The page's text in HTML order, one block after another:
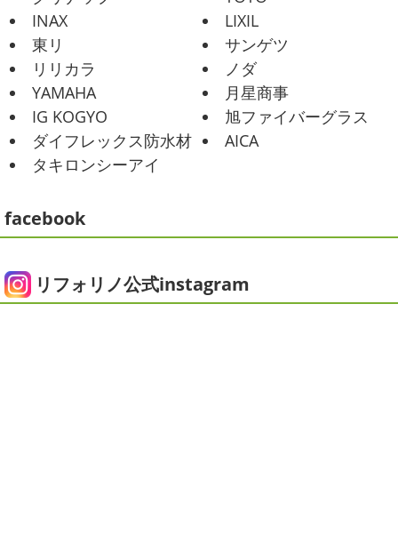
その時の写真を載せたいと思います
お肉が好きな友達だ
ったので関内に ...
2025/06/09
＊横浜・藤沢・寒
川・茅ヶ崎・小田原外壁塗装専門店
みなさんこんにちは
今週から梅雨入りだそうですがい
かがお過ごしでしょうか
す
栽培初日↑
2025/05/24
ヶ崎・小田原外壁塗装専門店＊
みなさんこんにちは(*^▽^*)
徐々に夏
＊湘南の外壁塗装専門店＊
昨日はとっても暖かかったですね
車で走っていると暑かったです
公園にもたくさんの子供達が遊んでいました♬ 先週は波の
ある日も多かったですね
まだ寒い日も多いけど、やっぱ
り海は気持ちいー
見てるだけでも癒 ...
2021/01/26
ちょっとご無沙汰です
おり、お久しぶりの更新になってしまいました
そんな間
皆さまいかがお過ごしでしょうか？？ コロナで今年はまだ
ヨガにも行けず、ウ ...
INAX
LIXIL
東リ
サンゲツ
リリカラ
ノダ
YAMAHA
月星商事
IG KOGYO
旭ファイバーグラス
ダイフレックス防水材
AICA
タキロンシーアイ
facebook
リフォリノ公式instagram